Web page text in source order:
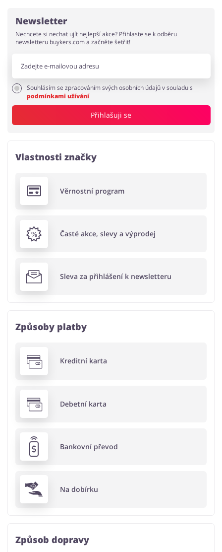
Newsletter
Nechcete si nechat ujít nejlepší akce? Přihlaste se k odběru
newsletteru buykers.com a začněte šetřit!
Souhlásím se zpracováním svých osobních údajů v souladu s
podmínkami užívání
Přihlašuji se
Vlastnosti značky
Věrnostní program
Časté akce, slevy a výprodej
Sleva za přihlášení k newsletteru
Způsoby platby
Kreditní karta
Debetní karta
Bankovní převod
Na dobírku
Způsob dopravy